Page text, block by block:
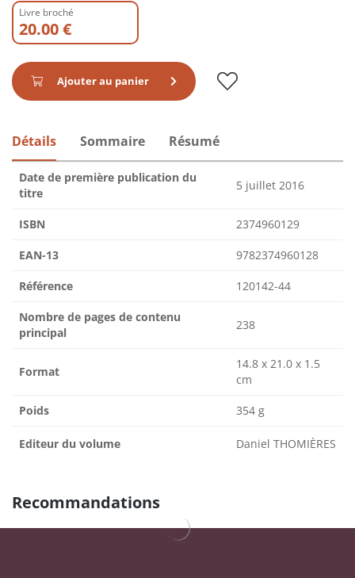
Livre broché
20.00 €
Ajouter au panier
Détails Sommaire Résumé
Date de première publication du
titre
5 juillet 2016
ISBN 2374960129
EAN-13 9782374960128
Référence 120142-44
Nombre de pages de contenu
principal
238
Format
14.8 x 21.0 x 1.5
cm
Poids 354 g
Editeur du volume Daniel THOMIÈRES
Recommandations